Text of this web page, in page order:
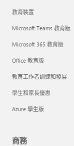
教育裝置
Microsoft Teams 教育版
Microsoft 365 教育版
Office 教育版
教育工作者訓練和發展
學生和家長優惠
Azure 學生版
商務